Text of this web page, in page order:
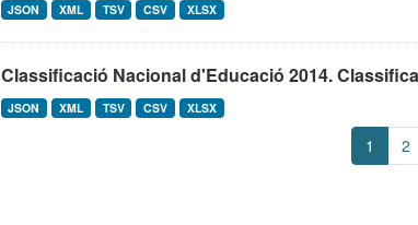
JSON XML TSV CSV XLSX
Classificació Nacional d'Educació 2014.
JSON XML TSV CSV XLSX
1 2